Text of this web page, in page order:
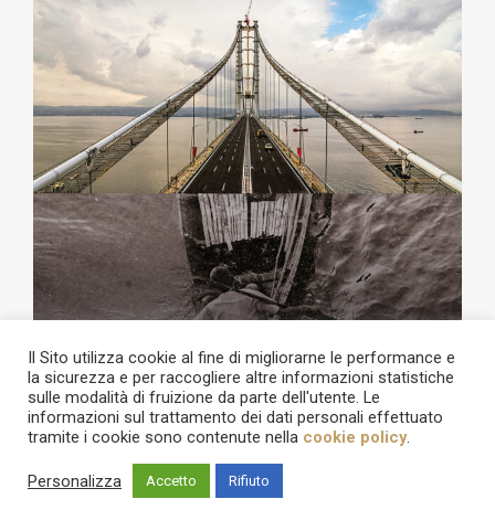
Il Sito utilizza cookie al fine di migliorarne le performance e
la sicurezza e per raccogliere altre informazioni statistiche
sulle modalità di fruizione da parte dell'utente. Le
informazioni sul trattamento dei dati personali effettuato
tramite i cookie sono contenute nella cookie policy.
Personalizza Accetto Rifiuto